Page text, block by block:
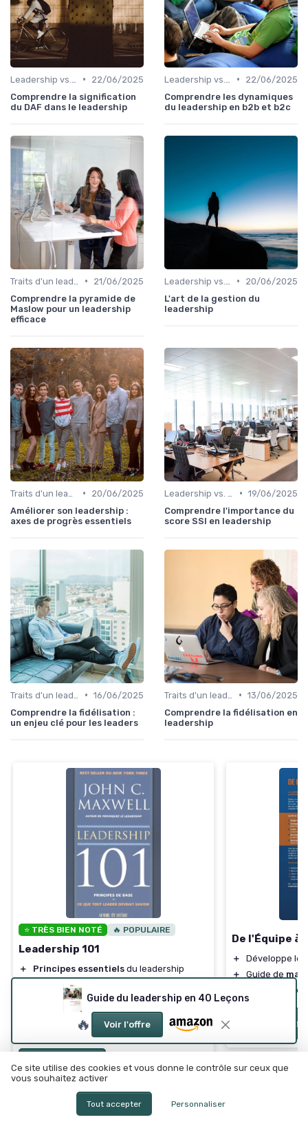
•
22/06/2025
Comprendre la signification
du DAF dans le leadership
•
22/06/2025
Comprendre les dynamiques
du leadership en b2b et b2c
•
21/06/2025
Comprendre la pyramide de
Maslow pour un leadership
efficace
•
20/06/2025
L'art de la gestion du
leadership
•
20/06/2025
Améliorer son leadership :
axes de progrès essentiels
• 19/06/2025
Comprendre l'importance du
score SSI en leadership
• 16/06/2025
Comprendre la fidélisation :
un enjeu clé pour les leaders
• 13/06/2025
Comprendre la fidélisation en
leadership
⭐ TRÈS BIEN NOTÉ 🔥 POPULAIRE
Leadership 101
＋ Principes essentiels du leadership
Connaissances fondamentales
tous les leaders
Approche claireet concise
4,6/5 1456 avis
Voir l'offre
De l'Équipe à
＋ Développe le
＋
Guide de
Inspiration
Voir l'offre
Guide du leadership en 40 Leçons
🔥 Voir l'offre
Ce site utilise des cookies et vous donne le contrôle sur ceux que
vous souhaitez activer
Tout accepter Personnaliser